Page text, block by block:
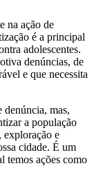
na ação de
é a principal
adolescentes.
denúncias, de
e que necessita
denúncia, mas,
a população
exploração e
cidade. É um
temos ações como